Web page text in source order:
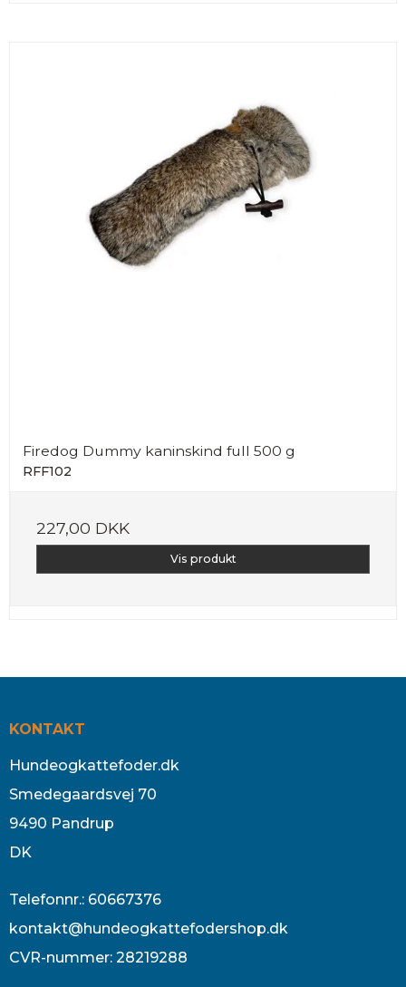
Firedog Dummy kaninskind full 500 g
RFF102
227,00 DKK
Vis produkt
KONTAKT
Hundeogkattefoder.dk
Smedegaardsvej 70
9490 Pandrup
DK
Telefonnr.: 60667376
kontakt@hundeogkattefodershop.dk
CVR-nummer: 28219288